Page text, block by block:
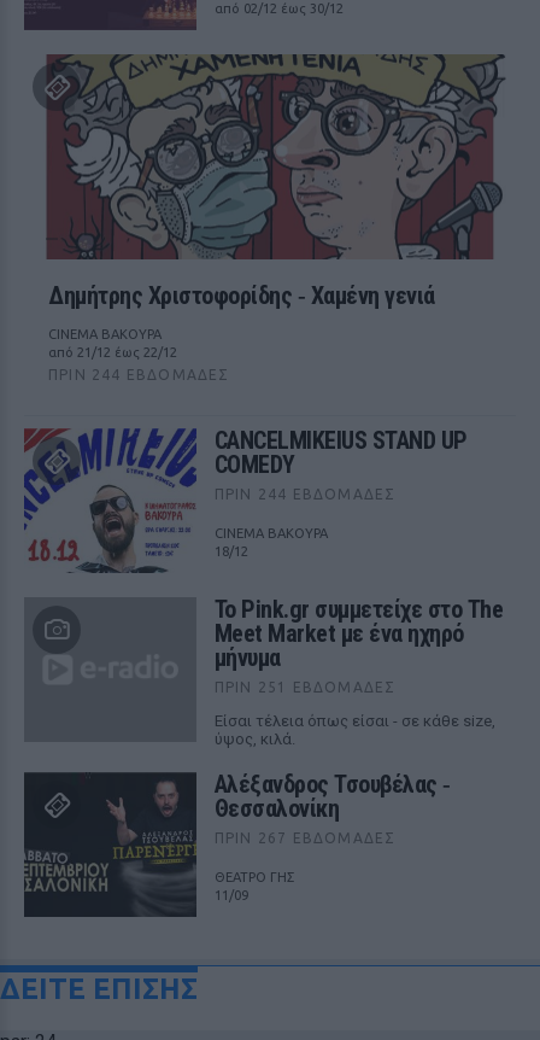
από 02/12 έως 30/12
Δημήτρης Χριστοφορίδης ‑ Χαμένη γενιά
CINEMA ΒΑΚΟΥΡΑ
από 21/12 έως 22/12
ΠΡΙΝ 244 ΕΒΔΟΜΆΔΕΣ
CANCELMIKEIUS STAND UP
COMEDY
ΠΡΙΝ 244 ΕΒΔΟΜΆΔΕΣ
CINEMA ΒΑΚΟΥΡΑ
18/12
Το Pink.gr συμμετείχε στο The
Meet Market με ένα ηχηρό
μήνυμα
ΠΡΙΝ 251 ΕΒΔΟΜΆΔΕΣ
Είσαι τέλεια όπως είσαι - σε κάθε size,
ύψος, κιλά.
Αλέξανδρος Τσουβέλας ‑
Θεσσαλονίκη
ΠΡΙΝ 267 ΕΒΔΟΜΆΔΕΣ
ΘΕΑΤΡΟ ΓΗΣ
11/09
ΔΕΙΤΕ ΕΠΙΣΗΣ